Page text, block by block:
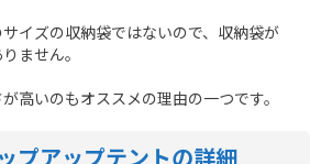
イズの収納袋ではないので、収納袋が
ません。
高いのもオススメの理由の一つです。
プアップテントの詳細